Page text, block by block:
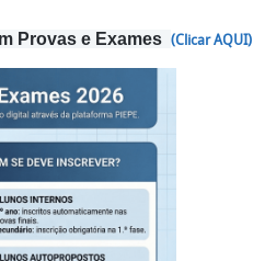
Provas e Exames (Clicar AQUI)